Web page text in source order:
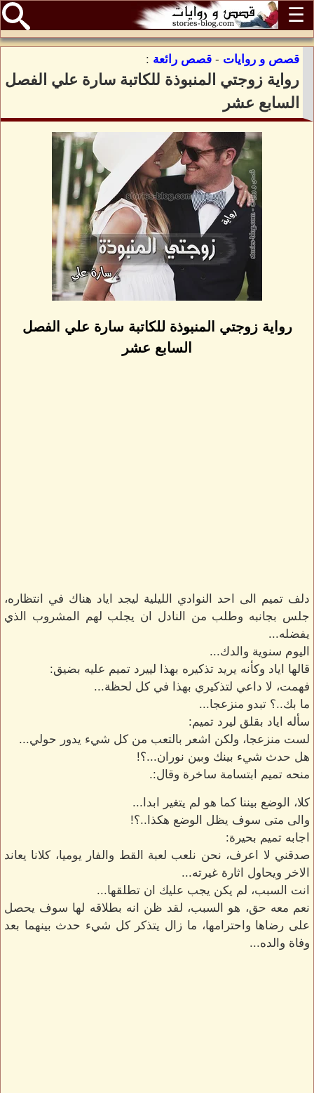
☰
قصص و روايات - قصص رائعة :
رواية زوجتي المنبوذة للكاتبة سارة علي الفصل
السابع عشر
رواية زوجتي المنبوذة للكاتبة سارة علي الفصل
السابع عشر
دلف تميم الى احد النوادي الليلية ليجد اياد هناك في انتظاره،
جلس بجانبه وطلب من النادل ان يجلب لهم المشروب الذي
يفضله...
اليوم سنوية والدك...
قالها اياد وكأنه يريد تذكيره بهذا لييرد تميم عليه بضيق:
فهمت، لا داعي لتذكيري بهذا في كل لحظة...
ما بك..؟ تبدو منزعجا...
سأله اياد بقلق ليرد تميم:
لست منزعجا، ولكن اشعر بالتعب من كل شيء يدور حولي...
هل حدث شيء بينك وبين نوران...؟!
منحه تميم ابتسامة ساخرة وقال:.
كلا، الوضع بيننا كما هو لم يتغير ابدا...
والى متى سوف يظل الوضع هكذا..؟!
اجابه تميم بحيرة:
صدقني لا اعرف، نحن نلعب لعبة القط والفار يوميا، كلانا يعاند
الاخر ويحاول اثارة غيرته...
انت السبب، لم يكن يجب عليك ان تطلقها...
نعم معه حق، هو السبب، لقد ظن انه بطلاقه لها سوف يحصل
على رضاها واحترامها، ما زال يتذكر كل شيء حدث بينهما بعد
وفاة والده...